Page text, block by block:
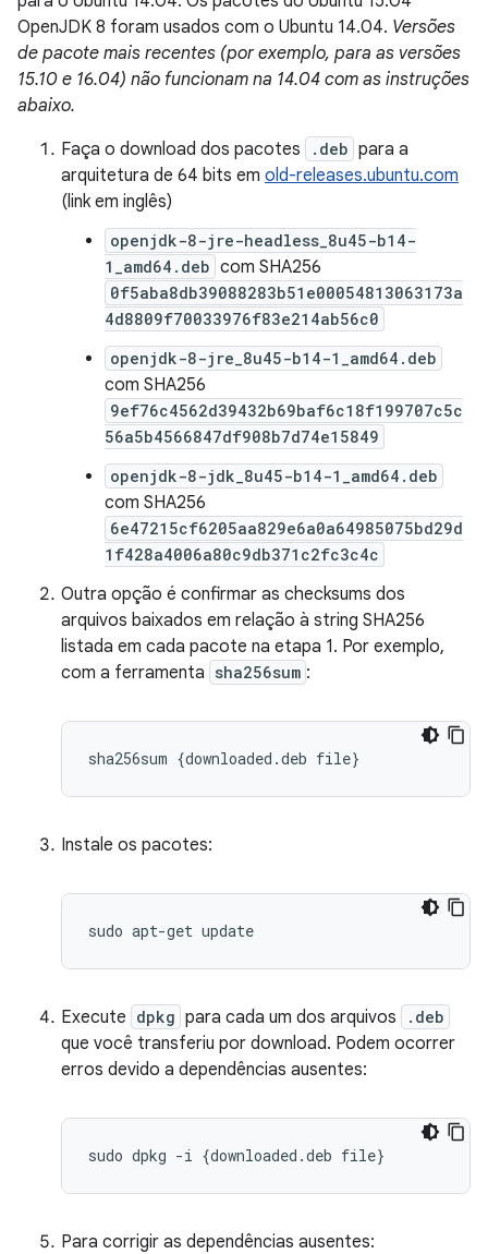
OpenJDK 8 foram usados com o Ubuntu 14.04. Versões
de pacote mais recentes (por exemplo, para as versões
15.10 e 16.04) não funcionam na 14.04 com as instruções
abaixo.
Faça o download dos pacotes
.deb para a
arquitetura de 64 bits em old-releases.ubuntu.com
(link em inglês)
openjdk-8-jre-headless_8u45-b14-
1_amd64.deb com SHA256
0f5aba8db39088283b51e00054813063173a
4d8809f70033976f83e214ab56c0
openjdk-8-jre_8u45-b14-1_amd64.deb
com SHA256
9ef76c4562d39432b69baf6c18f199707c5c
56a5b4566847df908b7d74e15849
openjdk-8-jdk_8u45-b14-1_amd64.deb
com SHA256
6e47215cf6205aa829e6a0a64985075bd29d
1f428a4006a80c9db371c2fc3c4c
Outra opção é confirmar as checksums dos
arquivos baixados em relação à string SHA256
listada em cada pacote na etapa 1. Por exemplo,
com a ferramenta sha256sum :
sha256sum {downloaded .deb file}
Instale os pacotes:
Execute dpkg para cada um dos arquivos .deb
que você transferiu por download. Podem ocorrer
erros devido a dependências ausentes:
sudo dpkg -i {downloaded .deb file}
Para corrigir as dependências ausentes: